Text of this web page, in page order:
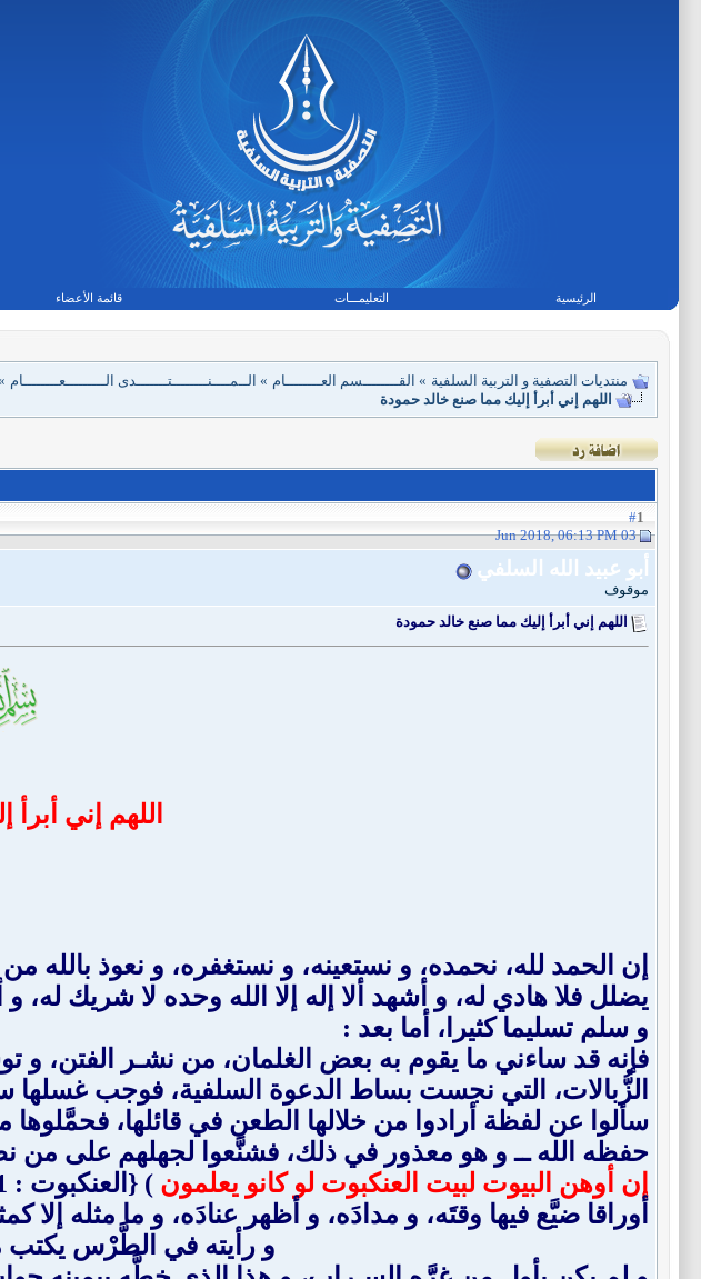
الرئيسية التعليمـــات قائمة الأعضاء
منتديات التصفية و التربية السلفية » القــــــــسم العــــــــام » الــمــــنــــــــتـــــــدى الـــــــــعــــــــام
اللهم إني أبرأ إليك مما صنع خالد حمودة
1
03 Jun 2018, 06:13 PM
أبو عبيد الله السلفي
موقوف
اللهم إني أبرأ إليك مما صنع خالد حمودة
اللهم إني
إن الحمد لله، نحمده، و نستعينه، و نستغفره، و نعوذ بالله
يضلل فلا هادي له، و أشهد ألا إله إلا الله وحده لا شريك
و سلم تسليما كثيرا، أما بعد :
فإنه قد ساءني ما يقوم به بعض الغلمان، من نشـر الفتن، و
الزُّبالات، التي نجست بساط الدعوة السلفية، فوجب
سألوا عن لفظة أرادوا من خلالها الطعن في قائلها، فحمَّلوها
حفظه الله ــ و هو معذور في ذلك، فشنَّعوا لجهلهم على من
إن أوهن البيوت لبيت العنكبوت لو كانو يعلمون ) {العنكبوت : 41}، وهذه اللفظة هي لفظة (
أوراقا ضيَّع فيها وقتَه، و مدادَه، و أظهر عنادَه، و ما مثله
و رأيته في الطَّرْس يكتب